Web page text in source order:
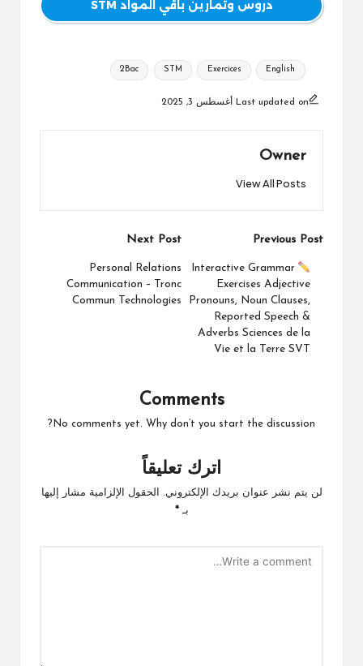
دروس وتمارين باقي المواد STM
Tags:
2Bac STM Exercices English
Last updated on أغسطس 3, 2025
Owner
View All Posts
Post
navigation
Previous Post
Interactive Grammar
Exercises Adjective
Pronouns, Noun Clauses,
Reported Speech &
Adverbs Sciences de la
Vie et la Terre SVT
Next Post
Personal Relations
Communication – Tronc
Commun Technologies
Comments
No comments yet. Why don’t you start the discussion?
اترك تعليقاً
لن يتم نشر عنوان بريدك الإلكتروني.
الحقول الإلزامية مشار إليها
بـ*